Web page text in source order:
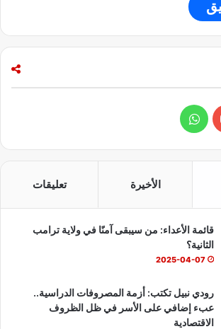
Y
T
u
e
ا
ا
ب
الأخيرة تعليقات
قائمة الأعداء: من سيبقى آمنًا في ولاية ترامب
الثانية؟
2025-04-07
رودي نبيل تكتب: أزمة المصروفات الدراسية..
عبء إضافي على الأسر في ظل الظروف
الاقتصادية